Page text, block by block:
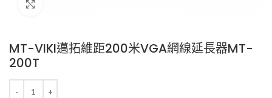
MT-VIKI邁拓維距200米VGA網線延長器MT-
200T